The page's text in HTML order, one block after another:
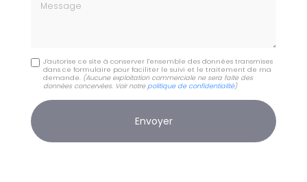
Message
J'autorise ce site à conserver l'ensemble des données transmises
dans ce formulaire pour faciliter le suivi et le traitement de ma
demande. (Aucune exploitation commerciale ne sera faite des
données concervées. Voir notrepolitique de confidentialité)